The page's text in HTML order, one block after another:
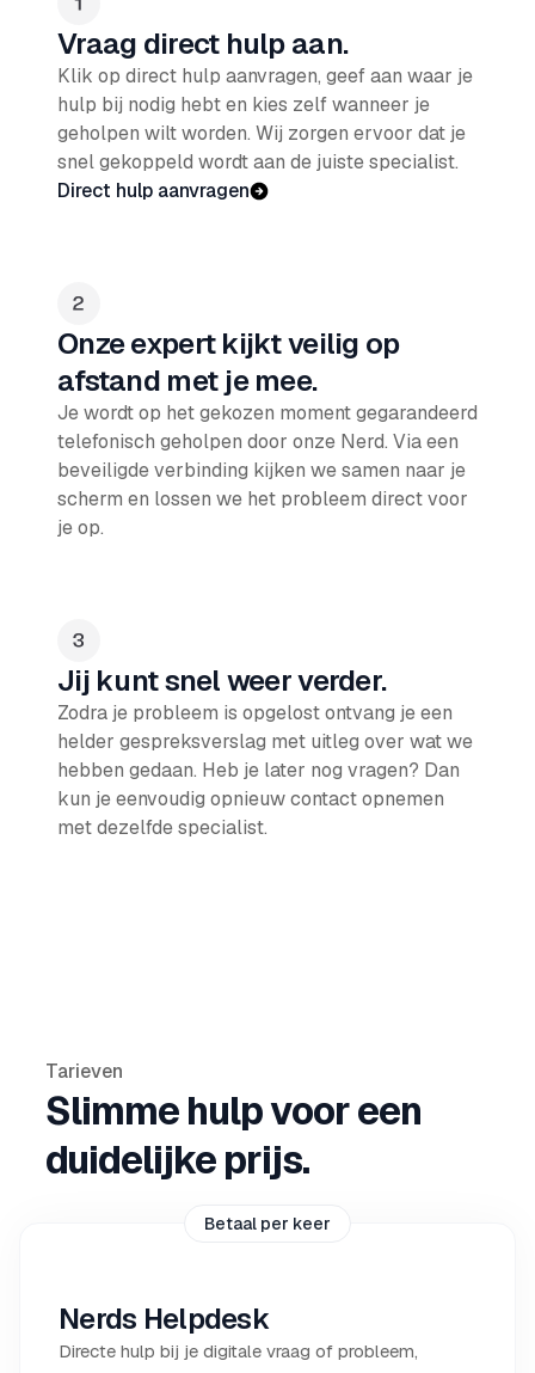
Vraag direct hulp aan.
Klik op direct hulp aanvragen, geef aan waar je
hulp bij nodig hebt en kies zelf wanneer je
geholpen wilt worden. Wij zorgen ervoor dat je
snel gekoppeld wordt aan de juiste specialist.
Direct hulp aanvragen
Onze expert kijkt veilig op
afstand met je mee.
Je wordt op het gekozen moment gegarandeerd
telefonisch geholpen door onze Nerd. Via een
beveiligde verbinding kijken we samen naar je
scherm en lossen we het probleem direct voor
je op.
Jij kunt snel weer verder.
Zodra je probleem is opgelost ontvang je een
helder gespreksverslag met uitleg over wat we
hebben gedaan. Heb je later nog vragen? Dan
kun je eenvoudig opnieuw contact opnemen
met dezelfde specialist.
Tarieven
Slimme hulp voor een
duidelijke prijs.
Nerds Helpdesk
Directe hulp bij je digitale vraag of probleem,
Betaal per keer